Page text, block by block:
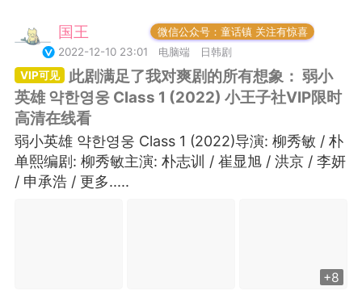
天猫：
超便宜大
！！?小王子官
在天猫 或 淘宝
【PrinceBlog
可购买！官方
王子出版社 也
直接打开淘宝购
3062369367/LxSaV2dqT?
5
国王 0
国王
微信公众号：童话镇 关注有惊喜
2022-12-10 23:01
电脑端 日韩剧
此剧满足了我对爽剧的所有想象： 弱小
英雄 약한영웅 Class 1 (2022) 小王子社VIP限时
高清在线看
弱小英雄 약한영웅 Class 1 (2022)导演: 柳秀敏 / 朴
单熙编剧: 柳秀敏主演: 朴志训 / 崔显旭 / 洪京 / 李妍
/ 申承浩 / 更多.....
+8